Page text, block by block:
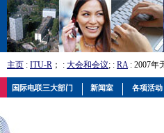
主页 : ITU-R ； : 大会和会议; : RA: 2007年
国际电联三大部门 新闻室 各项活动